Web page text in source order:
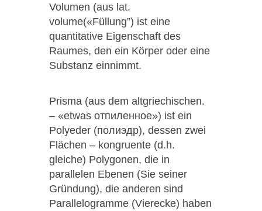
Volumen (aus lat.
volume(«Füllung”) ist eine
quantitative Eigenschaft des
Raumes, den ein Körper oder eine
Substanz einnimmt.
Prisma (aus dem altgriechischen.
– «etwas отпиленное») ist ein
Polyeder (полиэдр), dessen zwei
Flächen – kongruente (d.h.
gleiche) Polygonen, die in
parallelen Ebenen (Sie seiner
Gründung), die anderen sind
Parallelogramme (Vierecke) haben